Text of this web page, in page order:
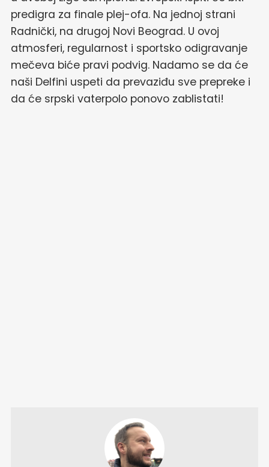
predigra za finale plej-ofa. Na jednoj strani
Radnički, na drugoj Novi Beograd. U ovoj
atmosferi, regularnost i sportsko odigravanje
mečeva biće pravi podvig. Nadamo se da će
naši Delfini uspeti da prevaziđu sve prepreke i
da će srpski vaterpolo ponovo zablistati!